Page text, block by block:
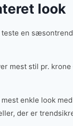
look
en
mest stil pr.
enkle look
der er